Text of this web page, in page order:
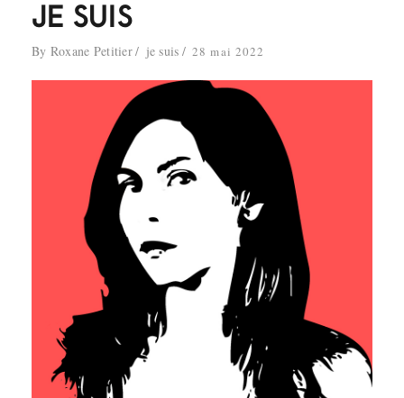
JE SUIS
By Roxane Petitier je suis 28 mai 2022